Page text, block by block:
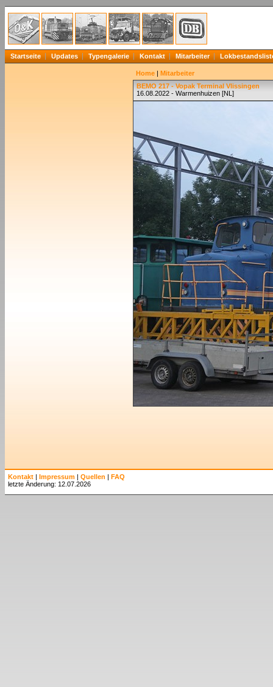
Startseite Updates Typengalerie Kontakt Mitarbeiter
Home | Mitarbeiter
BEMO 217 - Vopak Terminal Vlissingen
16.08.2022 - Warmenhuizen [NL]
Kontakt | Impressum | Quellen | FAQ
letzte Änderung: 12.07.2026